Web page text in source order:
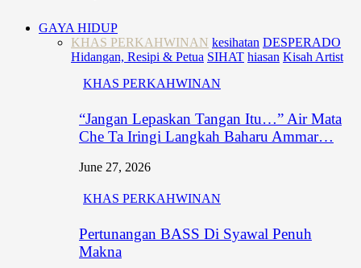
GAYA HIDUP
KHAS PERKAHWINAN kesihatan DESPERADO
Hidangan, Resipi & Petua SIHAT hiasan Kisah Artist
KHAS PERKAHWINAN
“Jangan Lepaskan Tangan Itu…” Air Mata
Che Ta Iringi Langkah Baharu Ammar…
June 27, 2026
KHAS PERKAHWINAN
Pertunangan BASS Di Syawal Penuh
Makna